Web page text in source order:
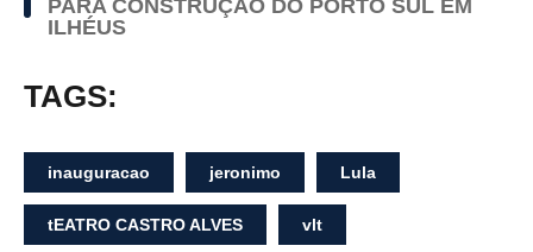
PARA CONSTRUÇÃO DO PORTO SUL EM
ILHÉUS
TAGS:
inauguracao jeronimo Lula
tEATRO CASTRO ALVES vlt